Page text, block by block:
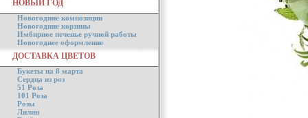
НОВЫЙ ГОД
Новогодние композиции
Новогодние корзины
Имбирное печенье ручной работы
Новогоднее оформление
ДОСТАВКА ЦВЕТОВ
Букеты на 8 марта
Сердца из роз
51 Роза
101 Роза
Розы
Лилии